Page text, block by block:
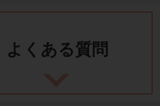
よくある質問